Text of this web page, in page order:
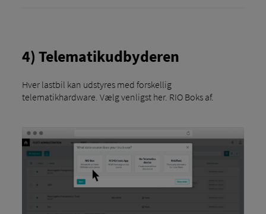
4) Telematikudbyderen
Hver lastbil kan udstyres med forskellig
telematikhardware. Vælg venligst her. RIO Boks af.